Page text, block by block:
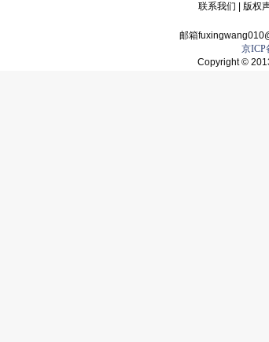
联系我们 版权
邮箱
京ICP
Copyright ©